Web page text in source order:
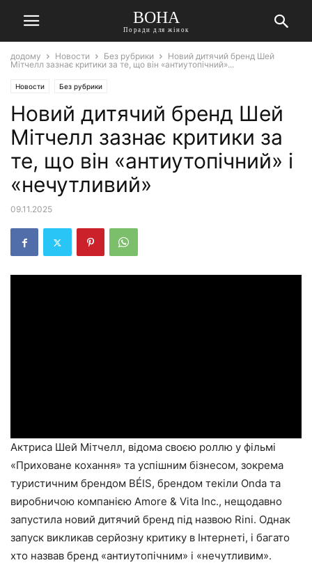
ВОНА
Поради для жінок
додому Новости Без рубрики
Новий дитячий бренд Шей
Мітчелл зазнає критики за те, що він «антиутопічний»...
Новости Без рубрики
Новий дитячий бренд Шей
Мітчелл зазнає критики за
те, що він «антиутопічний» і
«нечутливий»
09.11.2025
Актриса Шей Мітчелл, відома своєю роллю у фільмі
«Приховане кохання» та успішним бізнесом, зокрема
туристичним брендом BÉIS, брендом текіли Onda та
виробничою компанією Amore & Vita Inc., нещодавно
запустила новий дитячий бренд під назвою Rini. Однак
запуск викликав серйозну критику в Інтернеті, і багато
хто назвав бренд «антиутопічним» і «нечутливим».